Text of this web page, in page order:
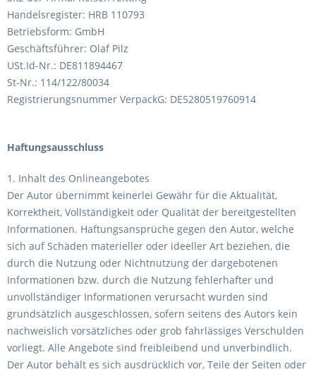
Handelsregister: HRB 110793
Betriebsform: GmbH
Geschäftsführer: Olaf Pilz
USt.Id-Nr.: DE811894467
St-Nr.: 114/122/80034
Registrierungsnummer VerpackG: DE5280519760914
Haftungsausschluss
1. Inhalt des Onlineangebotes
Der Autor übernimmt keinerlei Gewähr für die Aktualität,
Korrektheit, Vollständigkeit oder Qualität der bereitgestellten
Informationen. Haftungsansprüche gegen den Autor, welche
sich auf Schäden materieller oder ideeller Art beziehen, die
durch die Nutzung oder Nichtnutzung der dargebotenen
Informationen bzw. durch die Nutzung fehlerhafter und
unvollständiger Informationen verursacht wurden sind
grundsätzlich ausgeschlossen, sofern seitens des Autors kein
nachweislich vorsätzliches oder grob fahrlässiges Verschulden
vorliegt. Alle Angebote sind freibleibend und unverbindlich.
Der Autor behält es sich ausdrücklich vor, Teile der Seiten oder